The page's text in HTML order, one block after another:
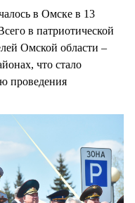
в Омске в 13
в патриотической
Омской области –
что стало
проведения